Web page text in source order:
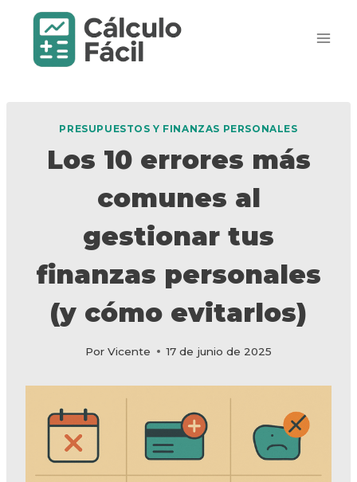
Saltar
contenido
PRESUPUESTOS Y FINANZAS PERSONALES
Los 10 errores más
comunes al
gestionar tus
finanzas personales
(y cómo evitarlos)
Por Vicente 17 de junio de 2025